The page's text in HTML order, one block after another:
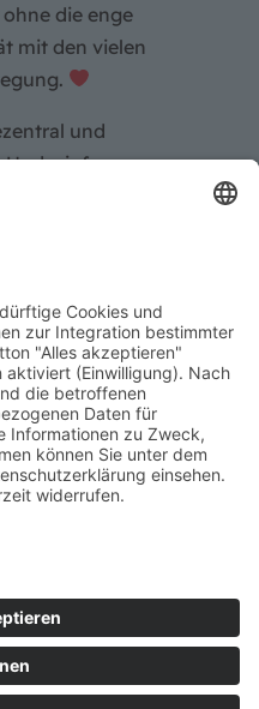
die enge
mit den vielen
und
wir freuen uns